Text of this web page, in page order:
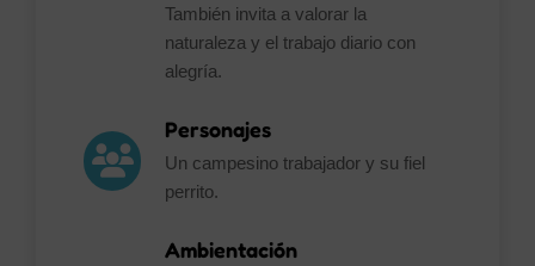
También invita a valorar la
naturaleza y el trabajo diario con
alegría.
Personajes
Un campesino trabajador y su fiel
perrito.
Ambientación